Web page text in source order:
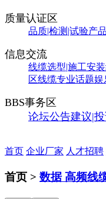
质量认证区
品质|检测|试验产
信息交流
线缆选型|施工安装
区线缆专业话题娱
BBS事务区
论坛公告建议|
首页 企业厂家 人才招聘
首页 > 数据 高频线